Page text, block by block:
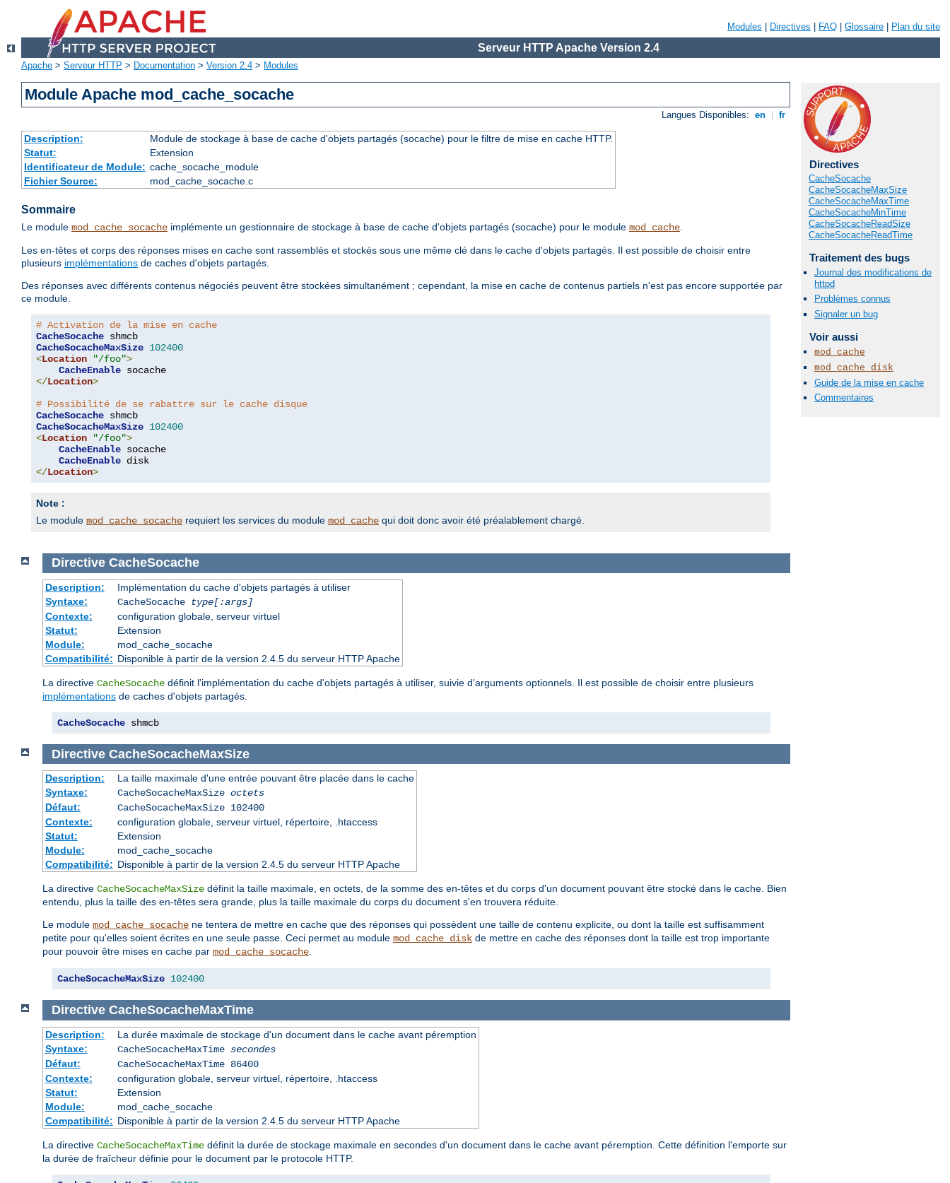
Modules Directives FAQ Glossaire Plan du site
Serveur HTTP Apache Version 2.4
Apache > Serveur HTTP > Documentation > Version 2.4 > Modules
Module Apache mod_cache_socache
Langues Disponibles: en fr
Description:
Module de stockage à base de cache d'objets partagés (socache) pour le filtre de mise en cache HTTP.
Statut:
Extension
Identificateur de Module: cache_socache_module
Fichier Source:
mod_cache_socache.c
Sommaire
Le module mod_cache_socache implémente un gestionnaire de stockage à base de cache d'objets partagés (socache) pour le module mod_cache.
Les en-têtes et corps des réponses mises en cache sont rassemblés et stockés sous une même clé dans le cache d'objets partagés. Il est possible de choisir entre
plusieurs implémentations de caches d'objets partagés.
Des réponses avec différents contenus négociés peuvent être stockées simultanément ; cependant, la mise en cache de contenus partiels n'est pas encore supportée par
ce module.
# Activation de la mise en cache
CacheSocache
CacheSocacheMaxSize 102400
<Location "/foo">
CacheEnable
</Location>
# Possibilité de se rabattre sur le cache disque
CacheSocache
CacheSocacheMaxSize 102400
<Location "/foo">
CacheEnable socache
CacheEnable
</Location>
Note :
Le module mod_cache_socache requiert les services du module mod_cache qui doit donc avoir été préalablement chargé.
Directives
CacheSocache
CacheSocacheMaxSize
CacheSocacheMaxTime
CacheSocacheMinTime
CacheSocacheReadSize
CacheSocacheReadTime
Traitement des bugs
Journal des modifications de
httpd
Problèmes connus
Signaler un bug
Voir aussi
mod_cache
mod_cache_disk
Guide de la mise en cache
Commentaires
Directive CacheSocache
Description:
Implémentation du cache d'objets partagés à utiliser
Syntaxe:
CacheSocache
type[:args]
Contexte:
configuration globale, serveur virtuel
Statut:
Extension
Module:
mod_cache_socache
Compatibilité: Disponible à partir de la version 2.4.5 du serveur HTTP Apache
La directive CacheSocache définit l'implémentation du cache d'objets partagés à utiliser, suivie d'arguments optionnels. Il est possible de choisir entre plusieurs
implémentations de caches d'objets partagés.
CacheSocache shmcb
Directive CacheSocacheMaxSize
Description:
La taille maximale d'une entrée pouvant être placée dans le cache
Syntaxe:
CacheSocacheMaxSize octets
Défaut:
CacheSocacheMaxSize 102400
Contexte:
configuration globale, serveur virtuel, répertoire, .htaccess
Statut:
Extension
Module:
mod_cache_socache
Compatibilité: Disponible à partir de la version 2.4.5 du serveur HTTP Apache
La directive CacheSocacheMaxSize définit la taille maximale, en octets, de la somme des en-têtes et du corps d'un document pouvant être stocké dans le cache. Bien
entendu, plus la taille des en-têtes sera grande, plus la taille maximale du corps du document s'en trouvera réduite.
Le module mod_cache_socache ne tentera de mettre en cache que des réponses qui possèdent une taille de contenu explicite, ou dont la taille est suffisamment
petite pour qu'elles soient écrites en une seule passe. Ceci permet au module mod_cache_disk de mettre en cache des réponses dont la taille est trop importante
pour pouvoir être mises en cache par mod_cache_socache.
CacheSocacheMaxSize 102400
Directive CacheSocacheMaxTime
Description:
La durée maximale de stockage d'un document dans le cache avant péremption
Syntaxe:
CacheSocacheMaxTime secondes
Défaut:
CacheSocacheMaxTime 86400
Contexte:
configuration globale, serveur virtuel, répertoire, .htaccess
Statut:
Extension
Module:
mod_cache_socache
Compatibilité: Disponible à partir de la version 2.4.5 du serveur HTTP Apache
La directive CacheSocacheMaxTime définit la durée de stockage maximale en secondes d'un document dans le cache avant péremption. Cette définition l'emporte sur
la durée de fraîcheur définie pour le document par le protocole HTTP.